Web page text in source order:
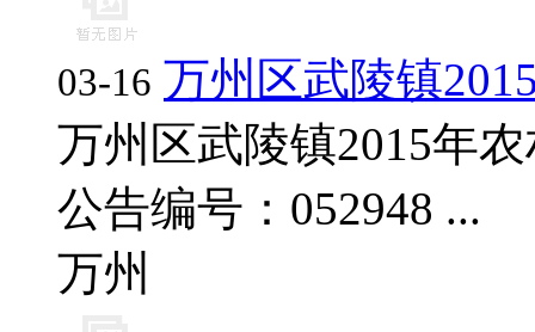
03-16 万州区武陵镇
万州区武陵镇2015年
公告编号：052948 ...
万州